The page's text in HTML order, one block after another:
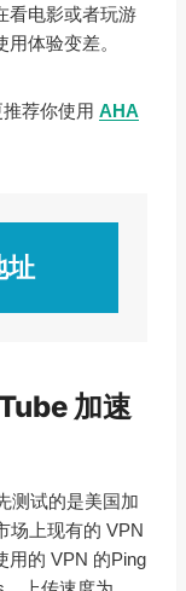
看电影或者玩游
体验变差。
荐你使用 AHA
址
加速
测试的是美国加
场上现有的 VPN
用的 VPN 的Ping